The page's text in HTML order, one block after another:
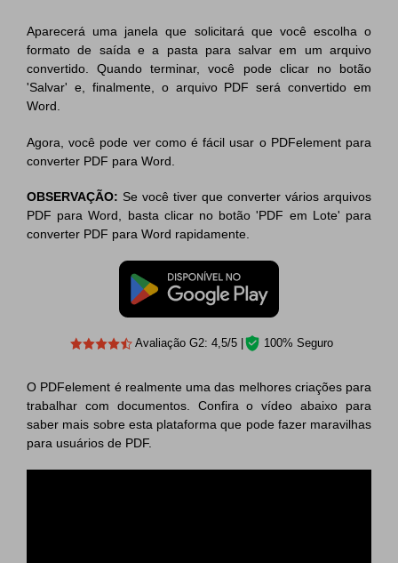
Aparecerá uma janela que solicitará que você escolha o
formato de saída e a pasta para salvar em um arquivo
convertido. Quando terminar, você pode clicar no botão
'Salvar' e, finalmente, o arquivo PDF será convertido em
Word.
Agora, você pode ver como é fácil usar o PDFelement para
converter PDF para Word.
OBSERVAÇÃO: Se você tiver que converter vários arquivos
PDF para Word, basta clicar no botão 'PDF em Lote' para
converter PDF para Word rapidamente.
Avaliação G2: 4,5/5 | 100% Seguro
O PDFelement é realmente uma das melhores criações para
trabalhar com documentos. Confira o vídeo abaixo para
saber mais sobre esta plataforma que pode fazer maravilhas
para usuários de PDF.